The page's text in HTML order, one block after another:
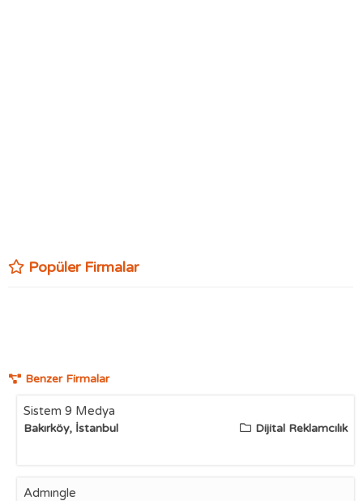
Popüler Firmalar
Benzer Firmalar
Sistem 9 Medya
Bakırköy, İstanbul Dijital Reklamcılık
Admıngle